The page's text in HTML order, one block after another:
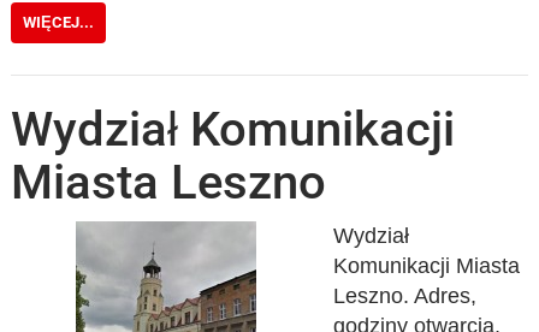
WIĘCEJ...
Wydział Komunikacji
Miasta Leszno
Wydział
Komunikacji Miasta
Leszno. Adres,
godziny otwarcia,